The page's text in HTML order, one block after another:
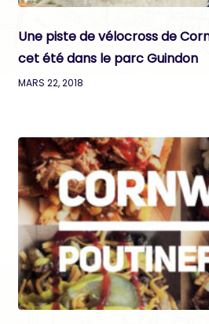
Une piste de vélocross de
cet été dans le parc Guindon
MARS 22, 2018